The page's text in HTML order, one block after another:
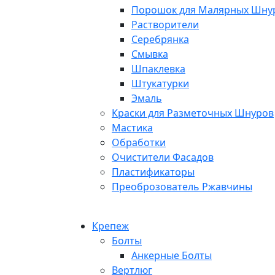
Порошок для Малярных
Растворители
Серебрянка
Смывка
Шпаклевка
Штукатурки
Эмаль
Краски для Разметочных Шнуров
Мастика
Обработки
Очистители Фасадов
Пластификаторы
Преоброзователь Ржавчины
Крепеж
Болты
Анкерные Болты
Вертлюг